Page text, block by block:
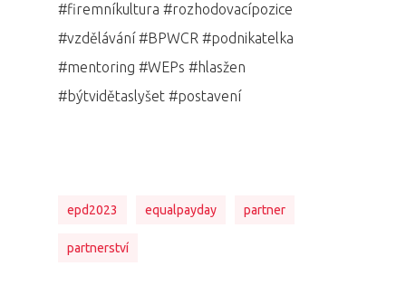
#firemníkultura #rozhodovacípozice
#vzdělávání #BPWCR #podnikatelka
#mentoring #WEPs #hlasžen
#býtvidětaslyšet #postavení
epd2023 equalpayday partner
partnerství